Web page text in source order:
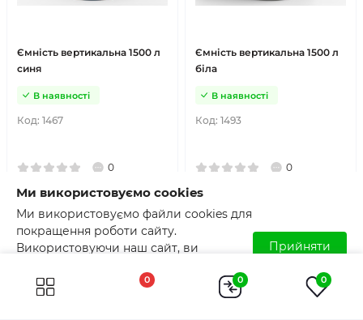
0 0
0
Ємність вертикальна 1500 л
синя
Код: 1467
В наявності
0
Ціна: без ПДВ
Діаметр, см: 121
Ємність вертикальна 1500 л
біла
Код: 1493
В наявності
0
Ціна: без ПДВ
Діаметр, см: 121
Ми використовуємо cookies
Ми використовуємо файли cookies для
покращення роботи сайту.
Використовуючи наш сайт, ви
cookies. Детальніше читайте у
Умовах
користування
Прийняти